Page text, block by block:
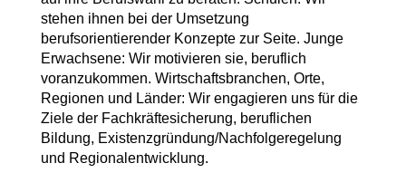
stehen ihnen bei der Umsetzung
berufsorientierender Konzepte zur Seite. Junge
Erwachsene: Wir motivieren sie, beruflich
voranzukommen. Wirtschaftsbranchen, Orte,
Regionen und Länder: Wir engagieren uns für die
Ziele der Fachkräftesicherung, beruflichen
Bildung, Existenzgründung/Nachfolgeregelung
und Regionalentwicklung.